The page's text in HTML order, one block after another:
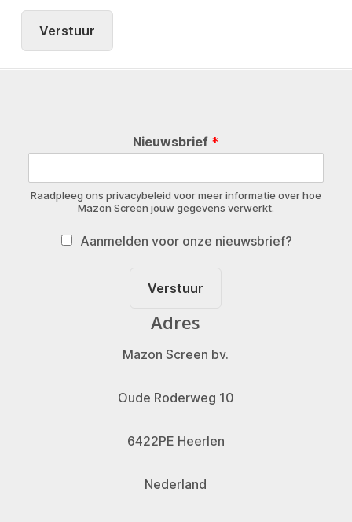
Verstuur
Nieuwsbrief *
Raadpleeg ons privacybeleid voor meer informatie over hoe
Mazon Screen jouw gegevens verwerkt.
Aanmelden voor onze nieuwsbrief?
Verstuur
Adres
Mazon Screen bv.
Oude Roderweg 10
6422PE Heerlen
Nederland